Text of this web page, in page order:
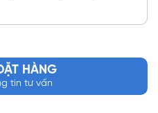
HÀNG
tin tư vấn